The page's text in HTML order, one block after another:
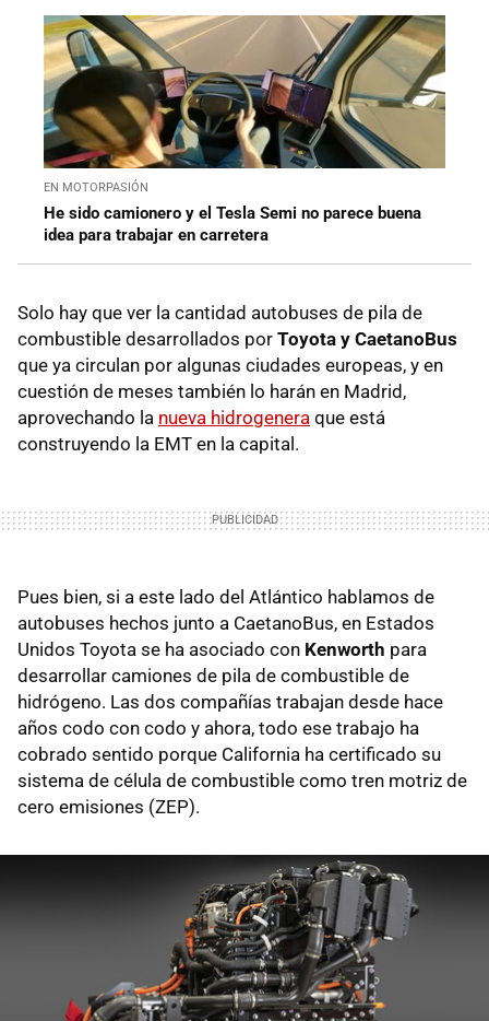
EN MOTORPASIÓN
He sido camionero y el Tesla Semi no parece buena
idea para trabajar en carretera
Solo hay que ver la cantidad autobuses de pila de
combustible desarrollados por Toyota y CaetanoBus
que ya circulan por algunas ciudades europeas, y en
cuestión de meses también lo harán en Madrid,
aprovechando la nueva hidrogenera que está
construyendo la EMT en la capital.
Pues bien, si a este lado del Atlántico hablamos de
autobuses hechos junto a CaetanoBus, en Estados
Unidos Toyota se ha asociado con Kenworth para
desarrollar camiones de pila de combustible de
hidrógeno. Las dos compañías trabajan desde hace
años codo con codo y ahora, todo ese trabajo ha
cobrado sentido porque California ha certificado su
sistema de célula de combustible como tren motriz de
cero emisiones (ZEP).